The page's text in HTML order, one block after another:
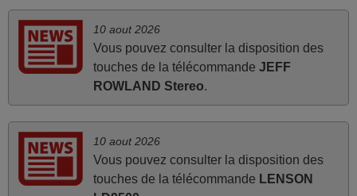
AUTRICHE
avril 2026
Ravie de voir que ma commande effectuée a 13h30est
deja traitée et expédiée Je vous en remercie d’avance et
attend la réception Encore merci
FRANCE
10 aout 2026
Vous pouvez consulter la disposition des
touches de la télécommande JEFF
ROWLAND Stereo.
10 aout 2026
Vous pouvez consulter la disposition des
touches de la télécommande LENSON